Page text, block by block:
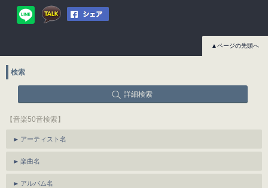
▲ページの先頭へ
検索
詳細検索
【音楽50音検索】
アーティスト名
楽曲名
アルバム名